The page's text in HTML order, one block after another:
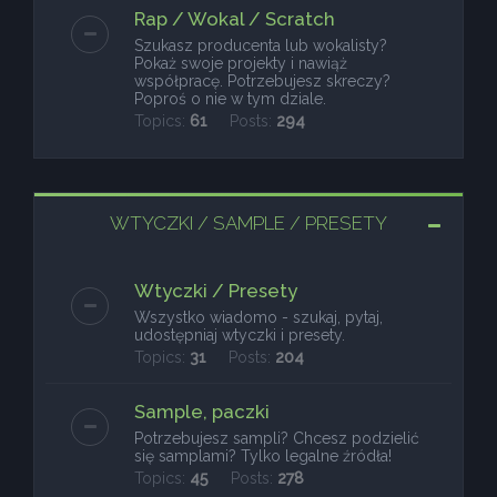
Rap / Wokal / Scratch
Szukasz producenta lub wokalisty?
Pokaż swoje projekty i nawiąż
współpracę. Potrzebujesz skreczy?
Poproś o nie w tym dziale.
Topics: 61 Posts: 294
WTYCZKI / SAMPLE / PRESETY
Wtyczki / Presety
Wszystko wiadomo - szukaj, pytaj,
udostępniaj wtyczki i presety.
Topics: 31 Posts: 204
Sample, paczki
Potrzebujesz sampli? Chcesz podzielić
się samplami? Tylko legalne źródła!
Topics: 45 Posts: 278